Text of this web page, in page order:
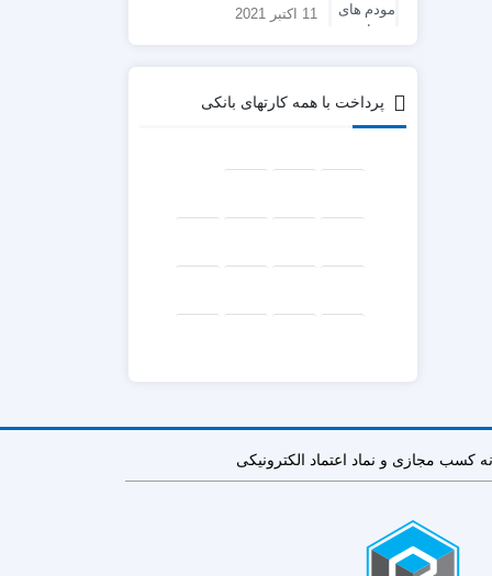
اول
11 اکتبر 2021
پرداخت با همه کارتهای بانکی
کسب مجازی و نماد اعتماد الکترونیکی